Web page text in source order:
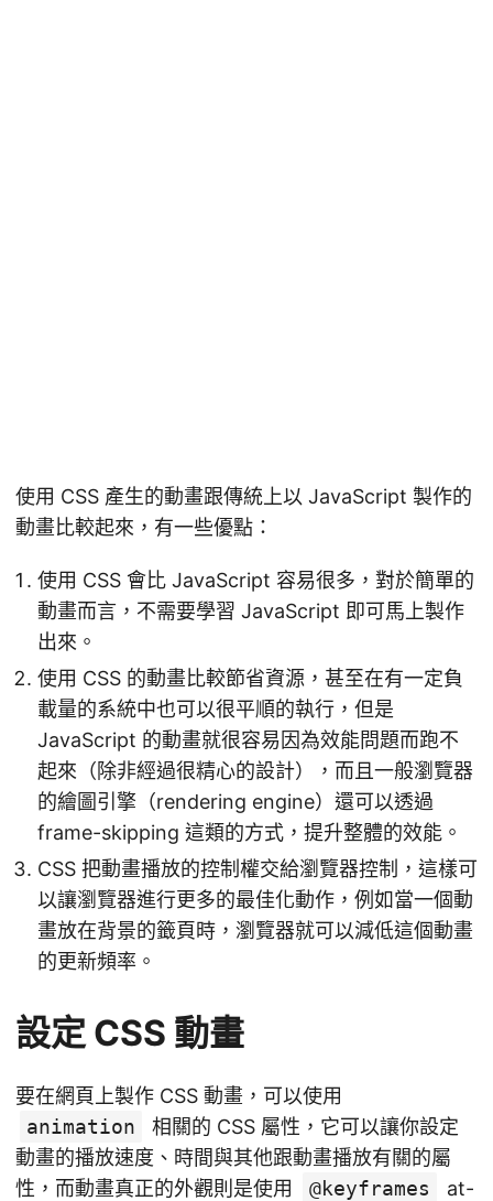
使用 CSS 產生的動畫跟傳統上以 JavaScript 製作的
動畫比較起來，有一些優點：
使用 CSS 會比 JavaScript 容易很多，對於簡單的
動畫而言，不需要學習 JavaScript 即可馬上製作
出來。
使用 CSS 的動畫比較節省資源，甚至在有一定負
載量的系統中也可以很平順的執行，但是
JavaScript 的動畫就很容易因為效能問題而跑不
起來（除非經過很精心的設計），而且一般瀏覽器
的繪圖引擎（rendering engine）還可以透過
frame-skipping 這類的方式，提升整體的效能。
CSS 把動畫播放的控制權交給瀏覽器控制，這樣可
以讓瀏覽器進行更多的最佳化動作，例如當一個動
畫放在背景的籤頁時，瀏覽器就可以減低這個動畫
的更新頻率。
設定 CSS 動畫
要在網頁上製作 CSS 動畫，可以使用
animation
相關的 CSS 屬性，它可以讓你設定
動畫的播放速度、時間與其他跟動畫播放有關的屬
性，而動畫真正的外觀則是使用
@keyframes
at-